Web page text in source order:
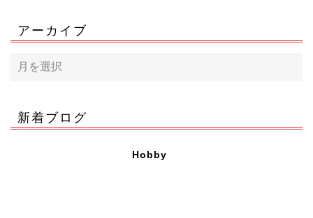
アーカイブ
新着ブログ
Hobby